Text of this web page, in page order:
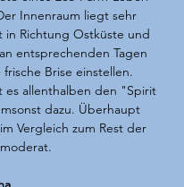
Innenraum liegt sehr
Richtung Ostküste und
entsprechenden Tagen
Brise einstellen.
allenthalben den "Spirit
dazu. Überhaupt
Vergleich zum Rest der